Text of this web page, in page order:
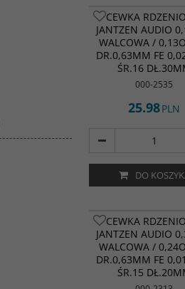
CEWKA
JANTZEN AUDIO
WALCOWA /
DR.0,63MM FE
ŚR.16
000-2535
25.98PLN
DO
CEWKA
JANTZEN AUDIO
WALCOWA /
DR.0,63MM FE
ŚR.15